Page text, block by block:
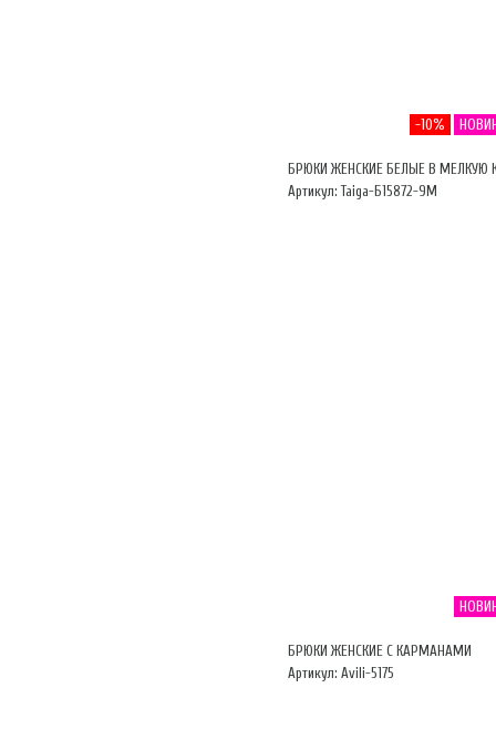
-10%
БРЮКИ ЖЕНСКИЕ БЕЛЫЕ В МЕЛКУЮ
Артикул: Taiga-Б15872-9М
БРЮКИ ЖЕНСКИЕ С КАРМАНАМИ
Артикул: Avili-5175